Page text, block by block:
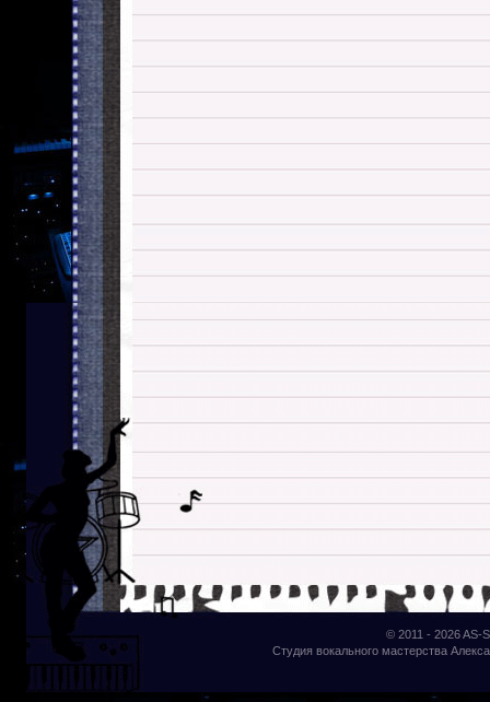
© 2011 - 2026AS-
Студия вокального мастерства